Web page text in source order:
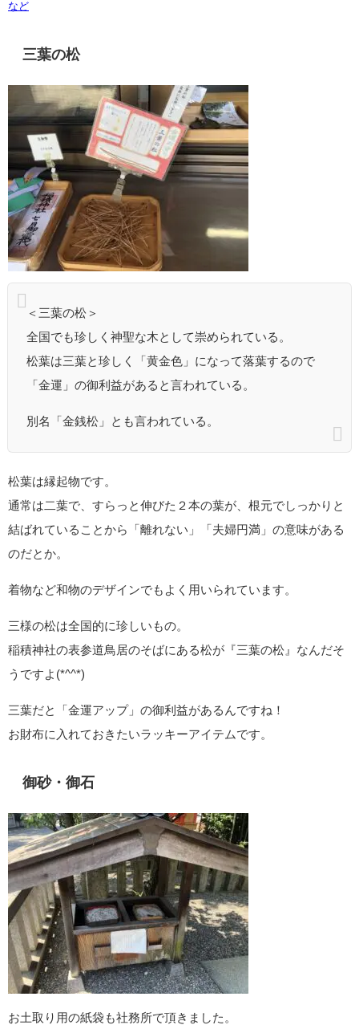
など
三葉の松
＜三葉の松＞
全国でも珍しく神聖な木として崇められている。
松葉は三葉と珍しく「黄金色」になって落葉するので
「金運」の御利益があると言われている。
別名「金銭松」とも言われている。
松葉は縁起物です。
通常は二葉で、すらっと伸びた２本の葉が、根元でしっかりと
結ばれていることから「離れない」「夫婦円満」の意味がある
のだとか。
着物など和物のデザインでもよく用いられています。
三様の松は全国的に珍しいもの。
稲積神社の表参道鳥居のそばにある松が『三葉の松』なんだそ
うですよ(*^^*)
三葉だと「金運アップ」の御利益があるんですね！
お財布に入れておきたいラッキーアイテムです。
御砂・御石
お土取り用の紙袋も社務所で頂きました。